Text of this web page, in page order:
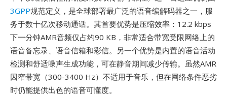
3GPP规范定义，是全球部署最广泛的语音编解码器之一，服
务于数十亿次移动通话。其首要优势是压缩效率：12.2 kbps
下一分钟AMR音频仅占约90 KB，非常适合带宽受限网络上的
语音备忘录、语音信箱和彩信。另一个优势是内置的语音活动
检测和舒适噪声生成功能，可在静音期间减少传输。虽然AMR
因窄带宽（300-3400 Hz）不适用于音乐，但在网络条件恶劣
时仍能提供出色的语音可懂度。